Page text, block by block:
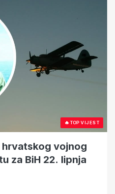
🔥TOP VIJEST
vojnog
za BiH 22. lipnja